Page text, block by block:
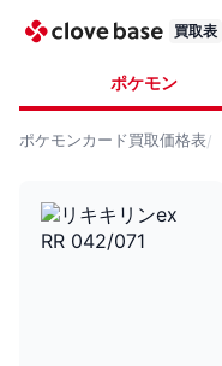
買取表
ポケモン
ポケモンカード買取価格表